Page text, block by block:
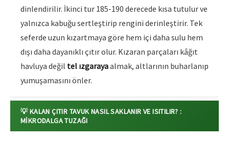
dinlendirilir. İkinci tur 185-190 derecede kısa tutulur ve
yalnızca kabuğu sertleştirip rengini derinleştirir. Tek
seferde uzun kızartmaya göre hem içi daha sulu hem
dışı daha dayanıklı çıtır olur. Kızaran parçaları kâğıt
havluya değil tel ızgarayaalmak, altlarının buharlanıp
yumuşamasını önler.
💡 KALAN ÇITIR TAVUK NASIL SAKLANIR VE ISITILIR? :
MIKRODALGA TUZAĞI